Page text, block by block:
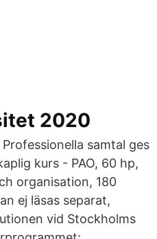
2020
samtal ges
kurs - PAO, 60 hp,
organisation, 180
ej läsas separat,
vid Stockholms